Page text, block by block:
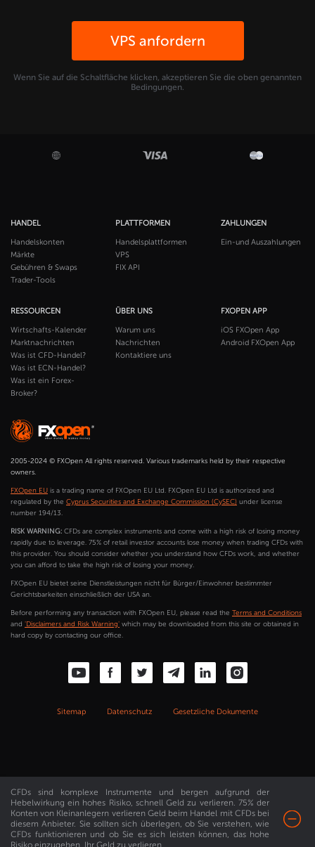
VPS anfordern
Wenn Sie auf die Schaltfläche klicken, akzeptieren Sie die oben genannten
Bedingungen.
HANDEL
Handelskonten
Märkte
Gebühren & Swaps
Trader-Tools
PLATTFORMEN
Handelsplattformen
VPS
FIX API
ZAHLUNGEN
Ein-und Auszahlungen
RESSOURCEN
Wirtschafts-Kalender
Marktnachrichten
Was ist CFD-Handel?
Was ist ECN-Handel?
Was ist ein Forex-
Broker?
ÜBER UNS
Warum uns
Nachrichten
Kontaktiere uns
FXOPEN APP
iOS FXOpen App
Android FXOpen App
2005-2024 © FXOpen All rights reserved. Various trademarks held by their respective
owners.
FXOpen EU is a trading name of FXOpen EU Ltd. FXOpen EU Ltd is authorized and
regulated by the Cyprus Securities and Exchange Commission (CySEC) under license
number 194/13.
RISK WARNING: CFDs are complex instruments and come with a high risk of losing money
rapidly due to leverage. 75% of retail investor accounts lose money when trading CFDs with
this provider. You should consider whether you understand how CFDs work, and whether
you can afford to take the high risk of losing your money.
FXOpen EU bietet seine Dienstleistungen nicht für Bürger/Einwohner bestimmter
Gerichtsbarkeiten einschließlich der USA an.
Before performing any transaction with FXOpen EU, please read the Terms and Conditions
and 'Disclaimers and Risk Warning' which may be downloaded from this site or obtained in
hard copy by contacting our office.
Sitemap Datenschutz Gesetzliche Dokumente
CFDs sind komplexe Instrumente und bergen aufgrund der
Hebelwirkung ein hohes Risiko, schnell Geld zu verlieren. 75% der
Konten von Kleinanlegern verlieren Geld beim Handel mit CFDs bei
diesem Anbieter. Sie sollten sich überlegen, ob Sie verstehen, wie
CFDs funktionieren und ob Sie es sich leisten können, das hohe
Risiko einzugehen, Ihr Geld zu verlieren.